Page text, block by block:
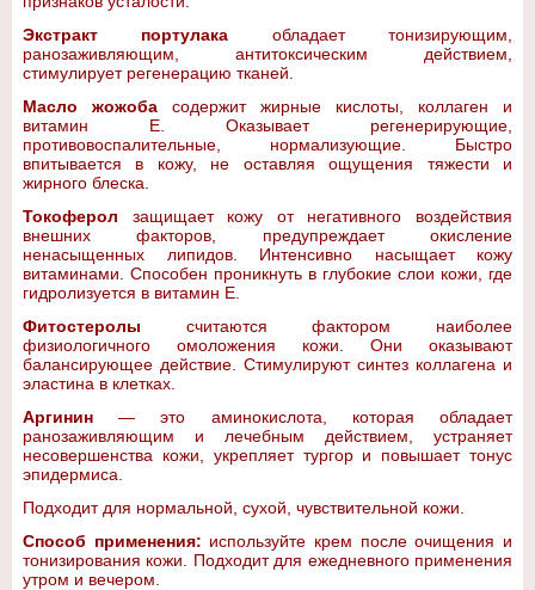
Экстракт портулака обладает тонизирующим,
ранозаживляющим, антитоксическим действием,
стимулирует регенерацию тканей.
Масло жожоба содержит жирные кислоты, коллаген и
витамин Е. Оказывает регенерирующие,
противовоспалительные, нормализующие. Быстро
впитывается в кожу, не оставляя ощущения тяжести и
жирного блеска.
Токоферол защищает кожу от негативного воздействия
внешних факторов, предупреждает окисление
ненасыщенных липидов. Интенсивно насыщает кожу
витаминами. Способен проникнуть в глубокие слои кожи, где
гидролизуется в витамин Е.
Фитостеролы считаются фактором наиболее
физиологичного омоложения кожи. Они оказывают
балансирующее действие. Стимулируют синтез коллагена и
эластина в клетках.
Аргинин— это аминокислота, которая обладает
ранозаживляющим и лечебным действием, устраняет
несовершенства кожи, укрепляет тургор и повышает тонус
эпидермиса.
Подходит для нормальной, сухой, чувствительной кожи.
Способ применения: используйте крем после очищения и
тонизирования кожи. Подходит для ежедневного применения
утром и вечером.